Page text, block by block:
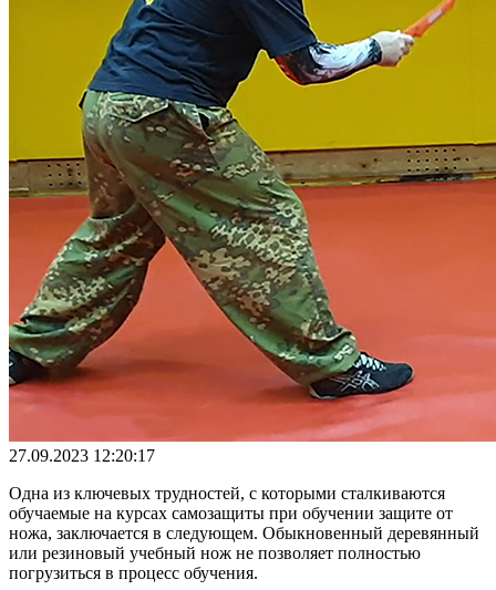
27.09.2023 12:20:17
Одна из ключевых трудностей, с которыми сталкиваются
обучаемые на курсах самозащиты при обучении защите от
ножа, заключается в следующем. Обыкновенный деревянный
или резиновый учебный нож не позволяет полностью
погрузиться в процесс обучения.